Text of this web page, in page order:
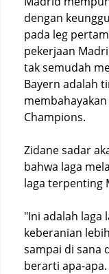
dengan
pada leg
pekerjaan
tak semudah
Bayern adalah
Champions.
Zidane sadar
bahwa laga
laga terpenting
"Ini adalah laga
keberanian
sampai di sana
berarti apa-